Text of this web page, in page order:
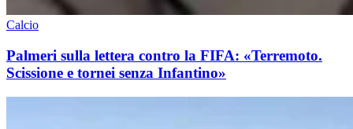
Calcio
Palmeri sulla lettera contro la FIFA: «Terremoto.
Scissione e tornei senza Infantino»